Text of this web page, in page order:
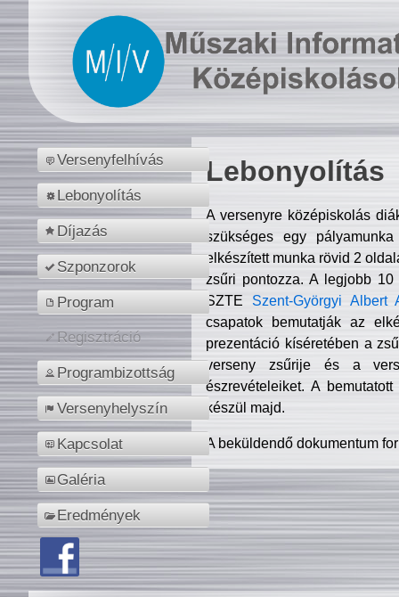
Versenyfelhívás
Lebonyolítás
Díjazás
Szponzorok
Program
Regisztráció
Programbizottság
Versenyhelyszín
Kapcsolat
Galéria
Eredmények
Lebonyolítás
A versenyre középiskolás
szükséges egy
elkészített munka rövid 2
zsűri pontozza. A legjobb
SZTE Szent-Györgyi Albert
csapatok bemutatják az
prezentáció kíséretében a
verseny zsűrije és a
észrevételeiket. A
készül majd.
A beküldendő dokumentum